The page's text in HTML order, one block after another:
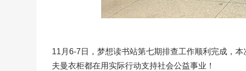
11月6-7日，梦想读书站第七期排查工作顺利完成，
夫曼衣柜都在用实际行动支持社会公益事业！